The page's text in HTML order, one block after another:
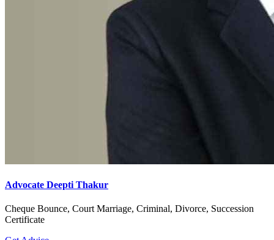
Advocate Deepti Thakur
Cheque Bounce, Court Marriage, Criminal, Divorce, Succession
Certificate